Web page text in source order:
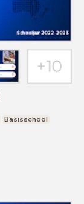
Basisschool